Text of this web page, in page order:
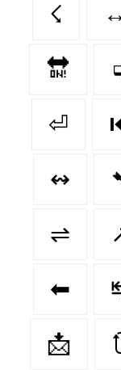
☇
🔛
⏎
↭
⇌
⬅
📩